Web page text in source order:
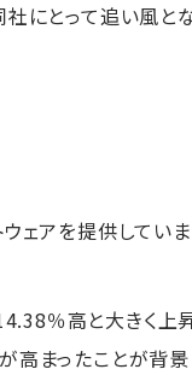
にとって追い風とな
ェアを提供してい
％高と大きく上
まったことが背景